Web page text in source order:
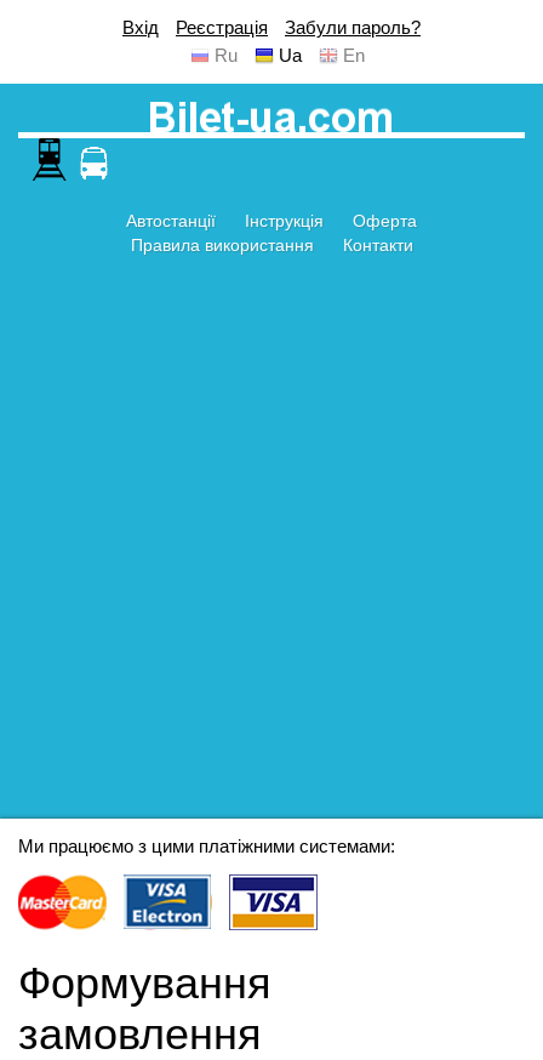
Вхід Реєстрація
Забули пароль?
Ru
Ua En
Автостанції Інструкція
Оферта
Правила використання
Контакти
Ми працюємо з цими платіжними системами:
Формування
замовлення